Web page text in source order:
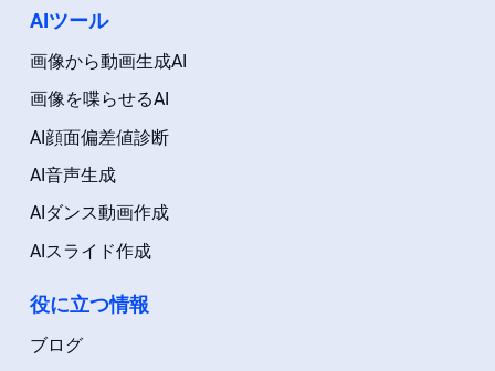
AIツール
画像から動画生成AI
画像を喋らせるAI
AI顔面偏差値診断
AI音声生成
AIダンス動画作成
AIスライド作成
役に立つ情報
ブログ